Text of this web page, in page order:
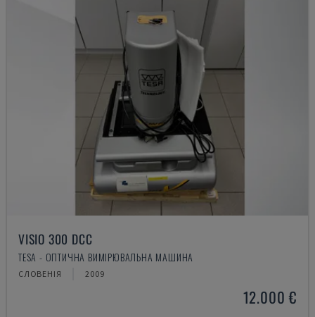
VISIO 300 DCC
TESA - ОПТИЧНА ВИМІРЮВАЛЬНА МАШИНА
СЛОВЕНІЯ 2009
12.000 €